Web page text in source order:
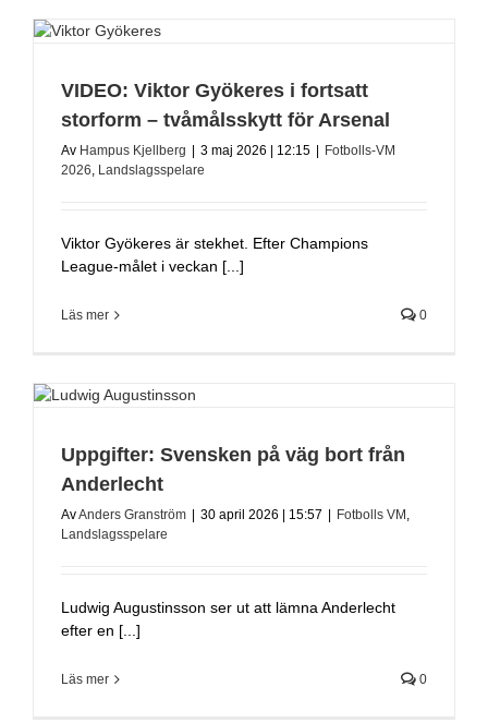
VIDEO: Viktor Gyökeres i fortsatt
storform – tvåmålsskytt för Arsenal
Av Hampus Kjellberg | 3 maj 2026 | 12:15 | Fotbolls-VM
2026, Landslagsspelare
Viktor Gyökeres är stekhet. Efter Champions
League-målet i veckan [...]
Läs mer 0
Uppgifter: Svensken på väg bort från
Anderlecht
AvAnders Granström | 30 april 2026 | 15:57 | Fotbolls VM,
Landslagsspelare
Ludwig Augustinsson ser ut att lämna Anderlecht
efter en [...]
Läs mer 0